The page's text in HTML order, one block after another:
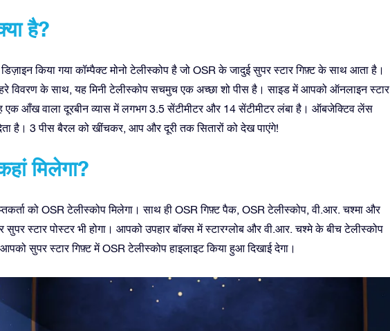
है?
किया गया कॉम्पैक्ट मोनो टेलीस्कोप है जो OSR के जादुई सुपर स्टार गिफ़्ट के साथ आता है।
विवरण के साथ, यह मिनी टेलीस्कोप सचमुच एक अच्छा शो पीस है। साइड में आपको ऑनलाइन स्टार
एक आँख वाला दूरबीन व्यास में लगभग 3.5 सेंटीमीटर और 14 सेंटीमीटर लंबा है। ऑबजेक्टिव लेंस
है। 3 पीस बैरल को खींचकर, आप और दूरी तक सितारों को देख पाएंगे!
मिलेगा?
को OSR टेलीस्कोप मिलेगा। साथ ही OSR गिफ़्ट पैक, OSR टेलीस्कोप, वी.आर. चश्मा और
सुपर स्टार पोस्टर भी होगा। आपको उपहार बॉक्स में स्टारग्लोब और वी.आर. चश्मे के बीच टेलीस्कोप
सुपर स्टार गिफ़्ट में OSR टेलीस्कोप हाइलाइट किया हुआ दिखाई देगा।